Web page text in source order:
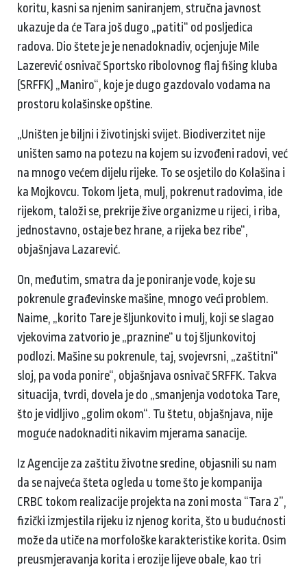
koritu, kasni sa njenim saniranjem, stručna javnost
ukazuje da će Tara još dugo „patiti“ od posljedica
radova. Dio štete je je nenadoknadiv, ocjenjuje Mile
Lazerević osnivač Sportsko ribolovnog flaj fišing kluba
(SRFFK) „Maniro“, koje je dugo gazdovalo vodama na
prostoru kolašinske opštine.
„Uništen je biljni i životinjski svijet. Biodiverzitet nije
uništen samo na potezu na kojem su izvođeni radovi, već
na mnogo većem dijelu rijeke. To se osjetilo do Kolašina i
ka Mojkovcu. Tokom ljeta, mulj, pokrenut radovima, ide
rijekom, taloži se, prekrije žive organizme u rijeci, i riba,
jednostavno, ostaje bez hrane, a rijeka bez ribe“,
objašnjava Lazarević.
On, međutim, smatra da je poniranje vode, koje su
pokrenule građevinske mašine, mnogo veći problem.
Naime, „korito Tare je šljunkovito i mulj, koji se slagao
vjekovima zatvorio je „praznine“ u toj šljunkovitoj
podlozi. Mašine su pokrenule, taj, svojevrsni, „zaštitni“
sloj, pa voda ponire“, objašnjava osnivač SRFFK. Takva
situacija, tvrdi, dovela je do „smanjenja vodotoka Tare,
što je vidljivo „golim okom“. Tu štetu, objašnjava, nije
moguće nadoknaditi nikavim mjerama sanacije.
Iz Agencije za zaštitu životne sredine, objasnili su nam
da se najveća šteta ogleda u tome što je kompanija
CRBC tokom realizacije projekta na zoni mosta “Tara 2”,
fizički izmjestila rijeku iz njenog korita, što u budućnosti
može da utiče na morfološke karakteristike korita. Osim
preusmjeravanja korita i erozije lijeve obale, kao tri